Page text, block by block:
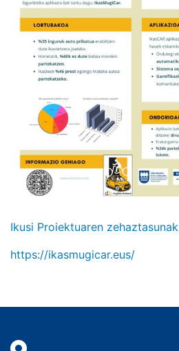
Ikusi Proiektuaren zehaztasunak
https://ikasmugicar.eus/